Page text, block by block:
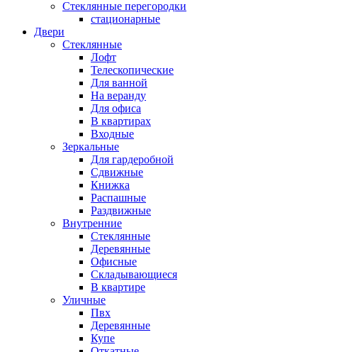
Стеклянные перегородки
стационарные
Двери
Стеклянные
Лофт
Телескопические
Для ванной
На веранду
Для офиса
В квартирах
Входные
Зеркальные
Для гардеробной
Сдвижные
Книжка
Распашные
Раздвижные
Внутренние
Стеклянные
Деревянные
Офисные
Складывающиеся
В квартире
Уличные
Пвх
Деревянные
Купе